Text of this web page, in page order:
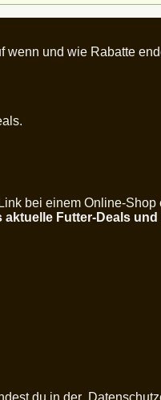
wenn und wie Rabatte
bei einem Online-
Futter-Deals